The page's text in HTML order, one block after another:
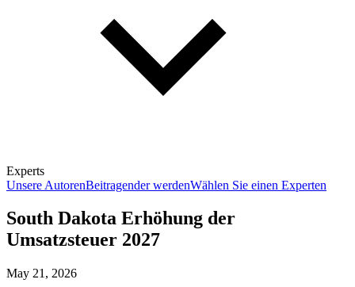
Experts
Unsere AutorenBeitragender werdenWählen Sie einen Experten
South Dakota Erhöhung der
Umsatzsteuer 2027
May 21, 2026